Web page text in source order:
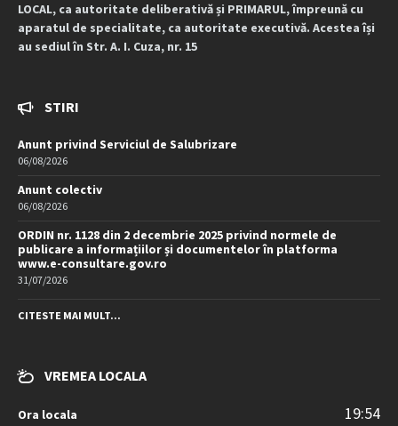
LOCAL, ca autoritate deliberativă și PRIMARUL, împreună cu
aparatul de specialitate, ca autoritate executivă. Acestea își
au sediul în Str. A. I. Cuza, nr. 15
STIRI
Anunt privind Serviciul de Salubrizare
06/08/2026
Anunt colectiv
06/08/2026
ORDIN nr. 1128 din 2 decembrie 2025 privind normele de
publicare a informațiilor și documentelor în platforma
www.e-consultare.gov.ro
31/07/2026
CITESTE MAI MULT...
VREMEA LOCALA
Ora locala 19:54